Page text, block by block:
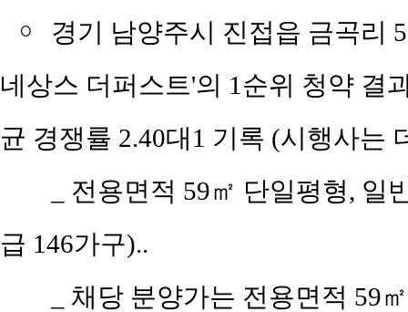
￮
경기 남양주시 진접읍 금곡리
네상스 더퍼스트'의 1순위 청약 결
균 경쟁률 2.40대1 기록 (시행사는
_ 전용면적 59㎡ 단일평형,
급 146가구)..
_ 채당 분양가는 전용면적 59